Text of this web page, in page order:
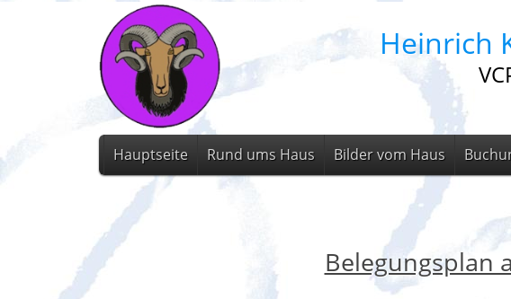
Heinrich
Hauptseite Rund ums Haus Bilder vom Haus
Belegungsplan